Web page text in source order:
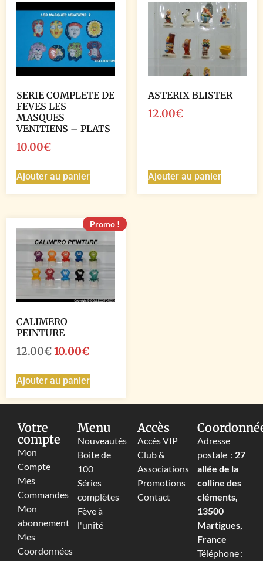
SERIE COMPLETE DE
FEVES LES
MASQUES
VENITIENS – PLATS
10.00€
Ajouter au panier
ASTERIX BLISTER
12.00€
Ajouter au panier
Promo !
CALIMERO
PEINTURE
12.00€10.00€
Ajouter au panier
Votre
compte
Mon
Compte
Mes
Commandes
Mon
abonnement
Mes
Coordonnées
Menu
Nouveautés
Boite de
100
Séries
complètes
Fève à
l'unité
Accès
Accès VIP
Club &
Associations
Promotions
Contact
Adresse
postale : 27
allée de la
colline des
cléments,
13500
Martigues,
France
Téléphone :